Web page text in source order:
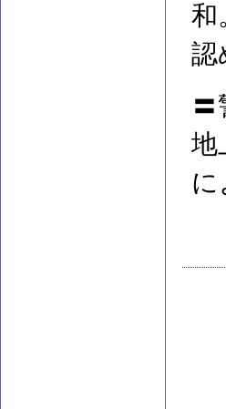
和
認
地
に